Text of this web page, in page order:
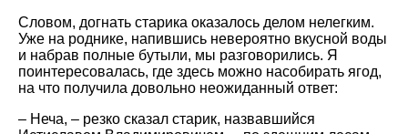
Словом, догнать старика оказалось делом нелегким.
Уже на роднике, напившись невероятно вкусной воды
и набрав полные бутыли, мы разговорились. Я
поинтересовалась, где здесь можно насобирать ягод,
на что получила довольно неожиданный ответ:
– Неча, – резко сказал старик, назвавшийся